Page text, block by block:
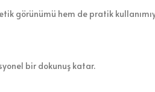
görünümü hem de pratik
bir dokunuş katar.